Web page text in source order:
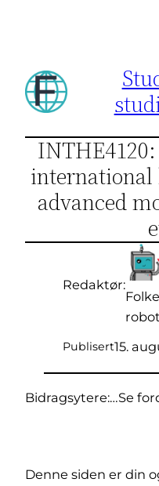
international
advanced
Redaktør:
Publisert15.
Bidragsytere:…Se
Denne siden er din